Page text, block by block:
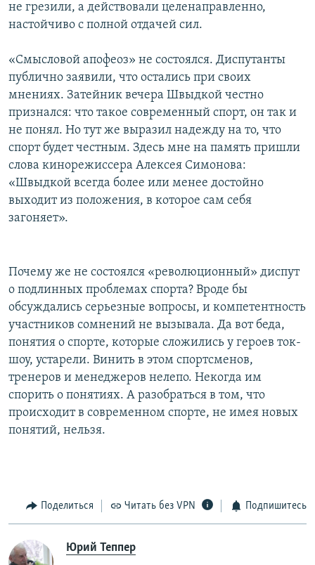
не грезили, а действовали целенаправленно,
настойчиво с полной отдачей сил.
«Смысловой апофеоз» не состоялся. Диспутанты
публично заявили, что остались при своих
мнениях. Затейник вечера Швыдкой честно
признался: что такое современный спорт, он так и
не понял. Но тут же выразил надежду на то, что
спорт будет честным. Здесь мне на память пришли
слова кинорежиссера Алексея Симонова:
«Швыдкой всегда более или менее достойно
выходит из положения, в которое сам себя
загоняет».
Почему же не состоялся «революционный» диспут
о подлинных проблемах спорта? Вроде бы
обсуждались серьезные вопросы, и компетентность
участников сомнений не вызывала. Да вот беда,
понятия о спорте, которые сложились у героев ток-
шоу, устарели. Винить в этом спортсменов,
тренеров и менеджеров нелепо. Некогда им
спорить о понятиях. А разобраться в том, что
происходит в современном спорте, не имея новых
понятий, нельзя.
Поделиться Читать без VPN Подпишитесь
Юрий Теппер